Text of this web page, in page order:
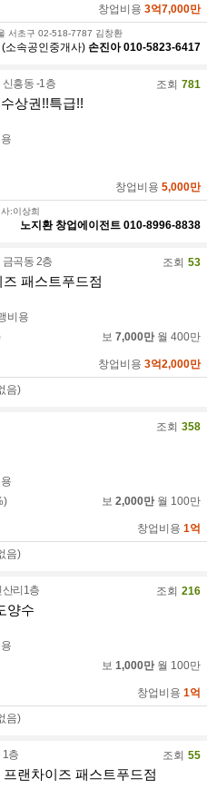
창업비용 3억7,000만
서초구 02-518-7787 김창환
(소속공인중개사) 손진아 010-5823-6417
흥동 -1층 조회 781
상권!!특급!!
창업비용 5,000만
:이상희
노지환창업에이전트 010-8996-8838
곡동 2층 조회 53
패스트푸드점
비용
보 7,000만 월 400만
창업비용 3억2,000만
음)
조회 358
보 2,000만 월 100만
창업비용 1억
음)
산리1층 조회 216
양수
보 1,000만 월 100만
창업비용 1억
음)
1층 조회 55
프랜차이즈 패스트푸드점